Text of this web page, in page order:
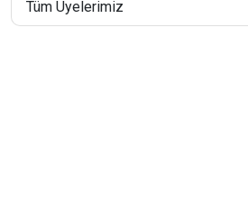
Tüm Üyelerimiz